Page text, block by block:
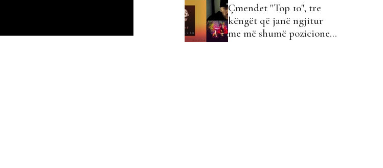
Çmendet "Top 10", tre
këngët që janë ngjitur
me më shumë pozicione